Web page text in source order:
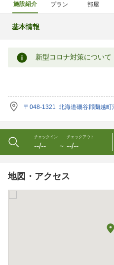
施設紹介 プラン 部屋
基本情報
新型コロナ対策について
〒048-1321 北海道磯谷郡蘭越
チェックイン
--/-- 〜
チェックアウト
--/--
地図・アクセス